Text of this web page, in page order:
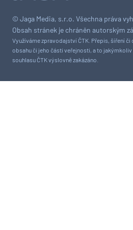
© Jaga Media, s.r.o. Všechna práva
Obsah stránek je chráněn autorským
Využíváme zpravodajství ČTK. Přepis, šíření
obsahu či jeho části veřejnosti, a to
souhlasu ČTK výslovně zakázáno.